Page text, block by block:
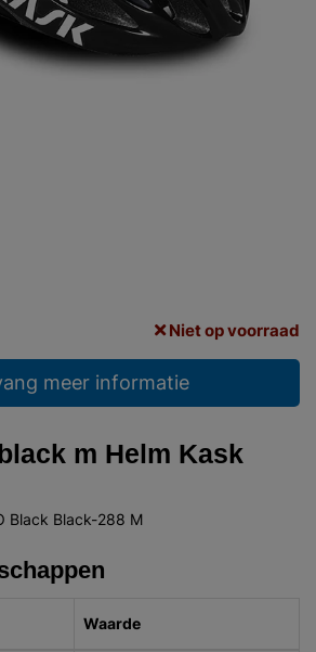
Niet op voorraad
meer informatie
m Helm Kask
Black Black-288 M
Waarde